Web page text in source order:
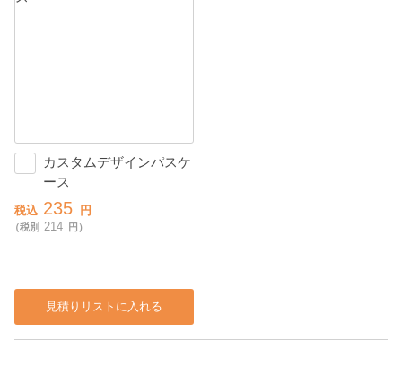
カスタムデザインパスケ
ース
税込 235 円
（税別 214 円）
見積りリストに入れる